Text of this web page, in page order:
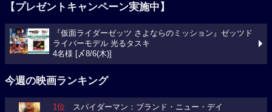
【プレゼントキャンペーン実施中】
『仮面ライダーゼッツ さよならのミッション』ゼッツド
ライバーモデル 光るタスキ
4名様 [〆8/6(木)]
今週の映画ランキング
1位 スパイダーマン：ブランド・ニュー・デイ